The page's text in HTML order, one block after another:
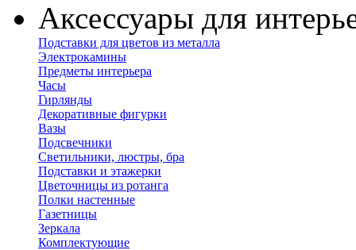
Аксессуары для
Подставки для цветов из металла
Электрокамины
Предметы интерьера
Часы
Гирлянды
Декоративные фигурки
Вазы
Подсвечники
Светильники, люстры, бра
Подставки и этажерки
Цветочницы из ротанга
Полки настенные
Газетницы
Зеркала
Комплектующие